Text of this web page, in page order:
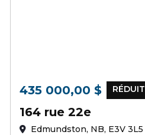
au signets
435 000,00 $ RÉDUIT
164 rue 22e
Edmundston, NB, E3V 3L5